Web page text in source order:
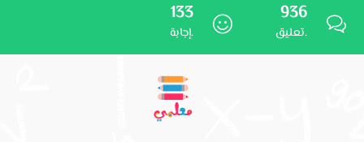
936
تعليق.
133
إجابة.